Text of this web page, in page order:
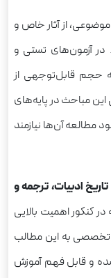
از آثار خاص و
در آزمون‌های تستی و
حجم قابل‌توجهی از
مباحث در پایه‌های
آن‌ها نیازمند
ادبیات، ترجمه و
کنکور اهمیت بالایی
تخصصی به این مطالب
و قابل فهم آموزش